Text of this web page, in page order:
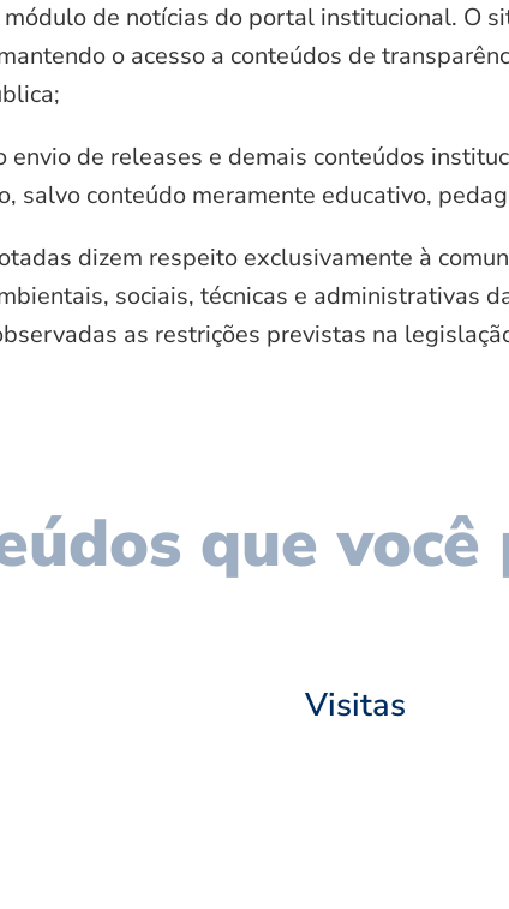
de notícias do portal institucional. O
o acesso a conteúdos de
envio de releases e demais conteúdos
salvo conteúdo meramente educativo,
dizem respeito exclusivamente à
sociais, técnicas e administrativas
as restrições previstas na
que
Visitas